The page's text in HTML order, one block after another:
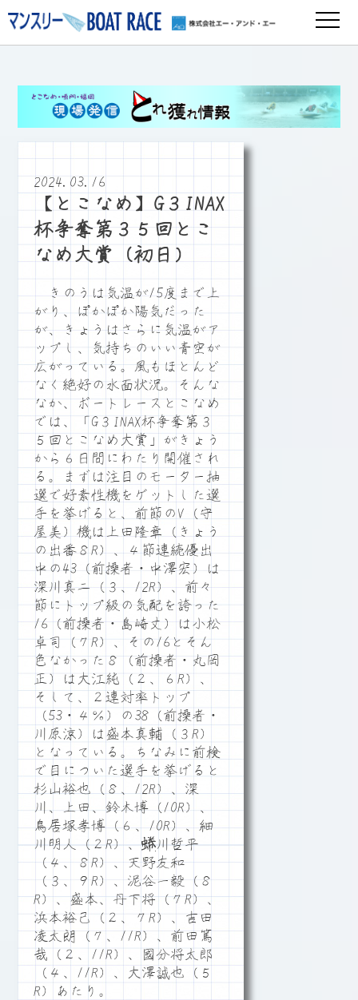
2024.03.16
【とこなめ】G３INAX
杯争奪第３５回とこ
なめ大賞（初日）
きのうは気温が15度まで上
がり、ぽかぽか陽気だった
が、きょうはさらに気温がア
ップし、気持ちのいい青空が
広がっている。風もほとんど
なく絶好の水面状況。そんな
なか、ボートレースとこなめ
では、「G３INAX杯争奪第３
５回とこなめ大賞」がきょう
から６日間にわたり開催され
る。まずは注目のモーター抽
選で好素性機をゲットした選
手を挙げると、前節のV（守
屋美）機は上田隆章（きょう
の出番８R）、４節連続優出
中の43（前操者・中澤宏）は
深川真二（３、12R）、前々
節にトップ級の気配を誇った
16（前操者・島崎丈）は小松
卓司（７R）、その16とそん
色なかった８（前操者・丸岡
正）は大江純（２、６R）、
そして、２連対率トップ
（53・４％）の38（前操者・
川原涼）は盛本真輔（３R）
となっている。ちなみに前検
で目についた選手を挙げると
杉山裕也（８、12R）、深
川、上田、鈴木博（10R）、
鳥居塚孝博（６、10R）、細
川明人（２R）、蜷川哲平
（４、８R）、天野友和
（３、９R）、泥谷一毅（８
R）、盛本、丹下将（７R）、
浜本裕己（２、７R）、吉田
凌太朗（７、11R）、前田篤
哉（２、11R）、國分将太郎
（４、11R）、大澤誠也（５
R）あたり。